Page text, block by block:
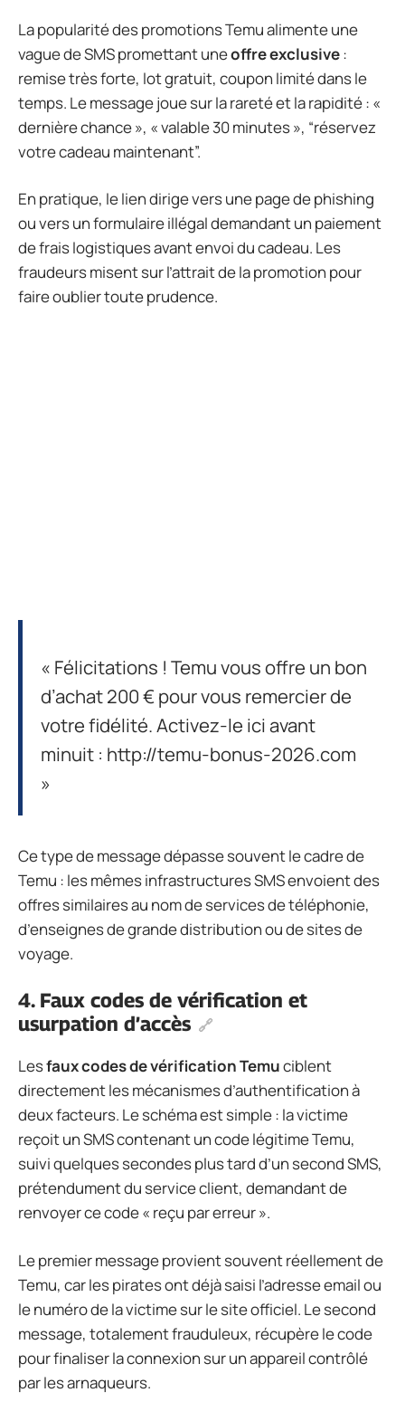
La popularité des promotions Temu alimente une
vague de SMS promettant uneoffre exclusive:
remise très forte, lot gratuit, coupon limité dans le
temps. Le message joue sur la rareté et la rapidité : «
dernière chance », « valable 30 minutes », “réservez
votre cadeau maintenant”.
En pratique, le lien dirige vers une page de phishing
ou vers un formulaire illégal demandant un paiement
de frais logistiques avant envoi du cadeau. Les
fraudeurs misent sur l’attrait de la promotion pour
faire oublier toute prudence.
« Félicitations ! Temu vous offre un bon
d’achat 200 € pour vous remercier de
votre fidélité. Activez-le ici avant
minuit : http://temu-bonus-2026.com
»
Ce type de message dépasse souvent le cadre de
Temu : les mêmes infrastructures SMS envoient des
offres similaires au nom de services de téléphonie,
d’enseignes de grande distribution ou de sites de
voyage.
4. Faux codes de vérification et
usurpation d’accès
Lesfaux codes de vérification Temuciblent
directement les mécanismes d’authentification à
deux facteurs. Le schéma est simple : la victime
reçoit un SMS contenant un code légitime Temu,
suivi quelques secondes plus tard d’un second SMS,
prétendument du service client, demandant de
renvoyer ce code « reçu par erreur ».
Le premier message provient souvent réellement de
Temu, car les pirates ont déjà saisi l’adresse email ou
le numéro de la victime sur le site officiel. Le second
message, totalement frauduleux, récupère le code
pour finaliser la connexion sur un appareil contrôlé
par les arnaqueurs.